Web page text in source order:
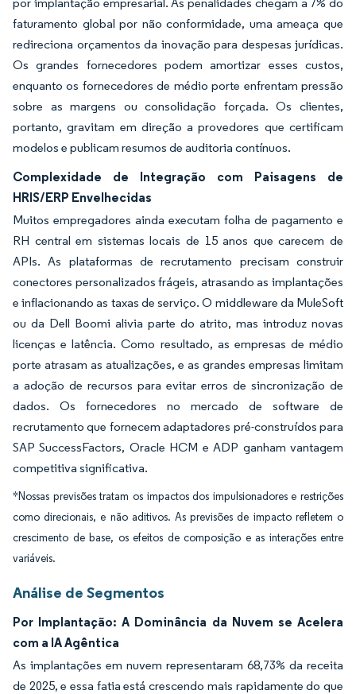
faturamento global por não conformidade, uma ameaça que
redireciona orçamentos da inovação para despesas jurídicas.
Os grandes fornecedores podem amortizar esses custos,
enquanto os fornecedores de médio porte enfrentam pressão
sobre as margens ou consolidação forçada. Os clientes,
portanto, gravitam em direção a provedores que certificam
modelos e publicam resumos de auditoria contínuos.
Complexidade de Integração com Paisagens de
HRIS/ERP Envelhecidas
Muitos empregadores ainda executam folha de pagamento e
RH central em sistemas locais de 15 anos que carecem de
APIs. As plataformas de recrutamento precisam construir
conectores personalizados frágeis, atrasando as implantações
e inflacionando as taxas de serviço. O middleware da MuleSoft
ou da Dell Boomi alivia parte do atrito, mas introduz novas
licenças e latência. Como resultado, as empresas de médio
porte atrasam as atualizações, e as grandes empresas limitam
a adoção de recursos para evitar erros de sincronização de
dados. Os fornecedores no mercado de software de
recrutamento que fornecem adaptadores pré-construídos para
SAP SuccessFactors, Oracle HCM e ADP ganham vantagem
competitiva significativa.
*Nossas previsões tratam os impactos dos impulsionadores e restrições
como direcionais, e não aditivos. As previsões de impacto refletem o
crescimento de base, os efeitos de composição e as interações entre
variáveis.
Análise de Segmentos
Por Implantação: A Dominância da Nuvem se Acelera
com a IA Agêntica
As implantações em nuvem representaram 68,73% da receita
de 2025, e essa fatia está crescendo mais rapidamente do que